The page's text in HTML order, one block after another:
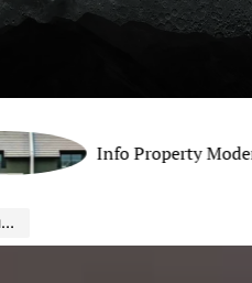
Info Property Modern Dengan